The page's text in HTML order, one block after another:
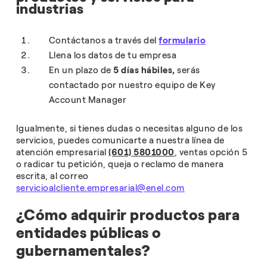
industrias
Contáctanos a través delformulario
Llena los datos de tu empresa
En un plazo de 5 días hábiles, serás
contactado por nuestro equipo de Key
Account Manager
Igualmente, si tienes dudas o necesitas alguno de los
servicios, puedes comunicarte a nuestra línea de
atención empresarial(601) 5801000, ventas opción 5
o radicar tu petición, queja o reclamo de manera
escrita, al correo
servicioalcliente.empresarial@enel.com
¿Cómo adquirir productos para
entidades públicas o
gubernamentales?